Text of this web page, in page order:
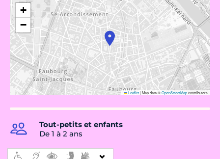
+
−
Leaflet|Map data ©OpenStreetMapcontributors
Tout-petits et enfants
De 1 à 2 ans